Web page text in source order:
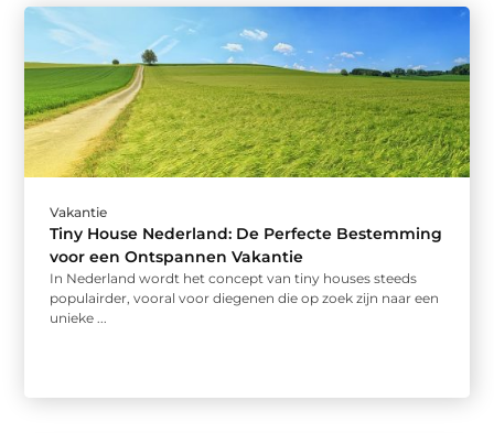
Vakantie
Tiny House Nederland: De Perfecte Bestemming
voor een Ontspannen Vakantie
In Nederland wordt het concept van tiny houses steeds
populairder, vooral voor diegenen die op zoek zijn naar een
unieke ...